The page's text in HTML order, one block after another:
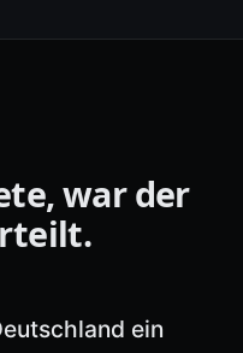
war der
ein